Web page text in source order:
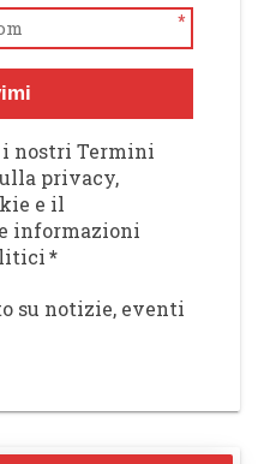
*
nostri Termini
privacy,
e il
informazioni
*
su notizie, eventi